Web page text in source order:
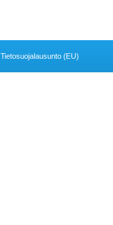
Tietosuojalausunto (EU)